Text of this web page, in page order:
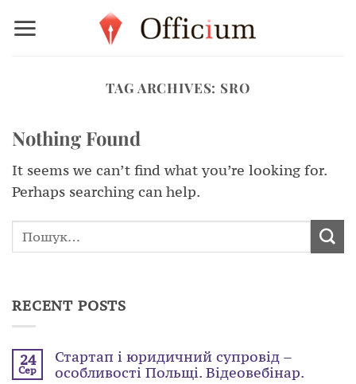
TAG ARCHIVES: SRO
Nothing Found
It seems we can’t find what you’re looking for.
Perhaps searching can help.
RECENT POSTS
24
Сер
Стартап і юридичний супровід –
особливості Польщі. Відеовебінар.